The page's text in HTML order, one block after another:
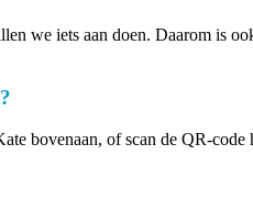
we iets aan doen. Daarom is
bovenaan, of scan de QR-code